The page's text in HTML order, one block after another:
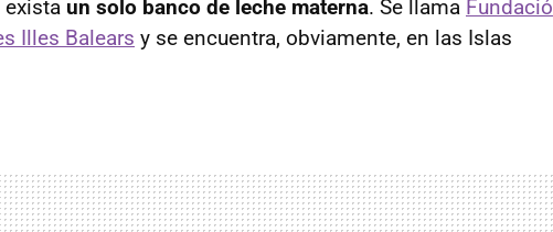
exista un solo banco de leche materna. Se llama Fundació
Illes Balears y se encuentra, obviamente, en las Islas